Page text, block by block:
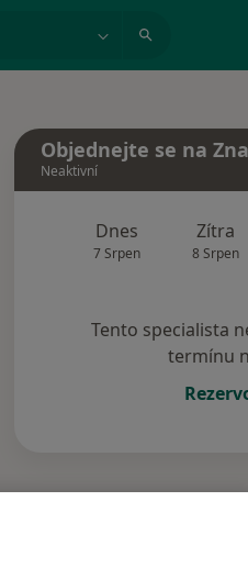
Objednejte se na
Neaktivní
Dnes
7 Srpen
Zítra
8 Srpen
Tento specialista
termínu